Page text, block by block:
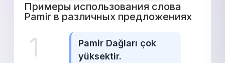
Примеры использования слова
Pamir в различных предложениях
1
Pamir Dağları çok
yüksektir.